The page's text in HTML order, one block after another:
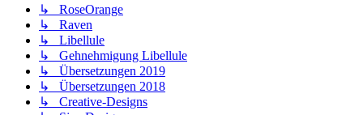
↳ RoseOrange
↳ Raven
↳ Libellule
↳ Gehnehmigung Libellule
↳ Übersetzungen 2019
↳ Übersetzungen 2018
↳ Creative-Designs